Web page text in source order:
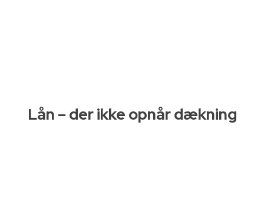
Lån – der ikke opnår dækning